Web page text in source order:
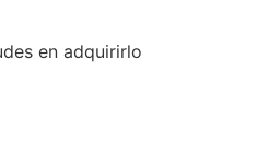
en adquirirlo